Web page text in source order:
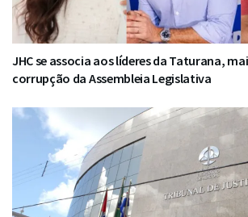
JHC se associa aos líderes da Taturana,
corrupção da Assembleia Legislativa